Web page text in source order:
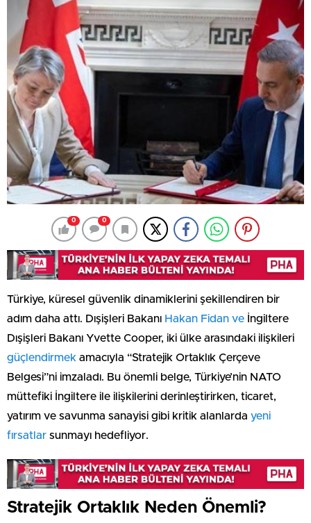
0 0
Türkiye, küresel güvenlik dinamiklerini şekillendiren bir
adım daha attı. Dışişleri Bakanı Hakan Fidan ve İngiltere
Dışişleri Bakanı Yvette Cooper, iki ülke arasındaki ilişkileri
güçlendirmek amacıyla “Stratejik Ortaklık Çerçeve
Belgesi”ni imzaladı. Bu önemli belge, Türkiye’nin NATO
müttefiki İngiltere ile ilişkilerini derinleştirirken, ticaret,
yatırım ve savunma sanayisi gibi kritik alanlarda yeni
fırsatlar sunmayı hedefliyor.
Stratejik Ortaklık Neden Önemli?